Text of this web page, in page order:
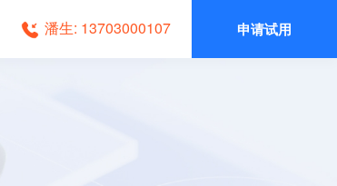
潘生: 13703000107 申请试用